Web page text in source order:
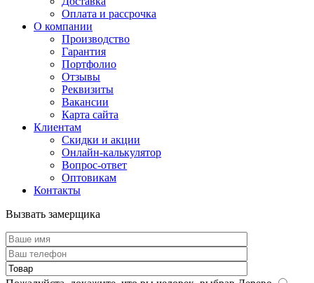
Оплата и рассрочка
О компании
Производство
Гарантия
Портфолио
Отзывы
Реквизиты
Вакансии
Карта сайта
Клиентам
Скидки и акции
Онлайн-калькулятор
Вопрос-ответ
Оптовикам
Контакты
Вызвать замерщика